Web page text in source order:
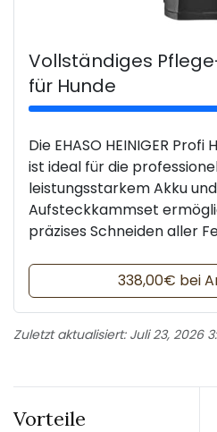
Vollständiges
für Hunde
Die EHASO HEINIGER
ist ideal für die
leistungsstarkem Akku
Aufsteckkammset
präzises Schneiden aller
338,00€ bei
Zuletzt aktualisiert: Juli 23, 2026
Vorteile